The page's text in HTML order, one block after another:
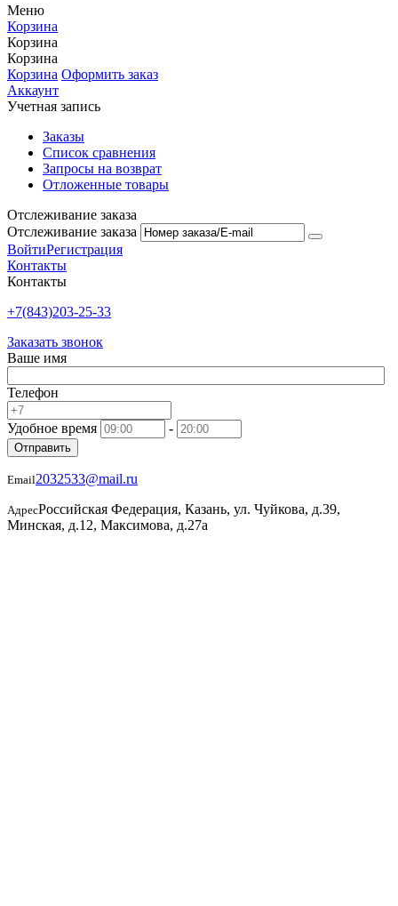
Меню
Корзина
Корзина
Корзина
Корзина Оформить заказ
Аккаунт
Учетная запись
Заказы
Список сравнения
Запросы на возврат
Отложенные товары
Отслеживание заказа
Отслеживание заказа
ВойтиРегистрация
Контакты
Контакты
+7(843)203-25-33
Заказать звонок
Ваше имя
Телефон
Удобное время -
Отправить
Email2032533@mail.ru
АдресРоссийская Федерация, Казань, ул. Чуйкова, д.39,
Минская, д.12, Максимова, д.27а